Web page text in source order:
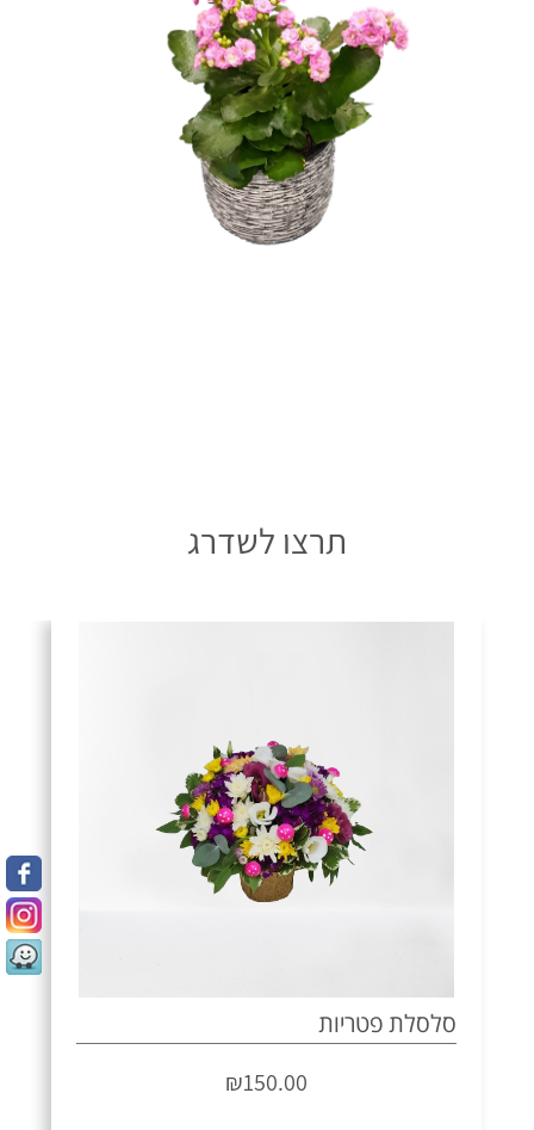
תרצו לשדרג
סלסלת פטריות
₪150.00